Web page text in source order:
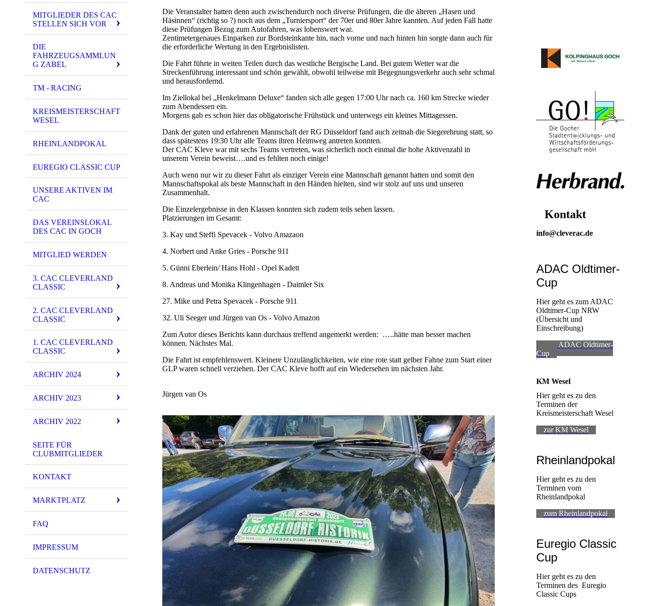
MITGLIEDER DES CAC
STELLEN SICH VOR
DIE
FAHRZEUGSAMMLUN
G ZABEL
TM - RACING
KREISMEISTERSCHAFT
WESEL
RHEINLANDPOKAL
EUREGIO CLASSIC CUP
UNSERE AKTIVEN IM
CAC
DAS VEREINSLOKAL
DES CAC IN GOCH
MITGLIED WERDEN
3. CAC CLEVERLAND
CLASSIC
2. CAC CLEVERLAND
CLASSIC
1. CAC CLEVERLAND
CLASSIC
ARCHIV 2024
ARCHIV 2023
ARCHIV 2022
SEITE FÜR
CLUBMITGLIEDER
KONTAKT
MARKTPLATZ
FAQ
IMPRESSUM
DATENSCHUTZ
Die Veranstalter hatten denn auch zwischendurch noch diverse Prüfungen, die die älteren „Hasen und
Häsinnen“ (richtig so ?) noch aus dem „Turniersport“ der 70er und 80er Jahre kannten. Auf jeden Fall hatte
diese Prüfungen Bezug zum Autofahren, was lobenswert war.
Zentimetergenaues Einparken zur Bordsteinkante hin, nach vorne und nach hinten hin sorgte dann auch für
die erforderliche Wertung in den Ergebnislisten.
Die Fahrt führte in weiten Teilen durch das westliche Bergische Land. Bei gutem Wetter war die
Streckenführung interessant und schön gewählt, obwohl teilweise mit Begegnungsverkehr auch sehr schmal
und herausfordernd.
Im Ziellokal bei „Henkelmann Deluxe“ fanden sich alle gegen 17:00 Uhr nach ca. 160 km Strecke wieder
zum Abendessen ein.
Morgens gab es schon hier das obligatorische Frühstück und unterwegs ein kleines Mittagessen.
Dank der guten und erfahrenen Mannschaft der RG Düsseldorf fand auch zeitnah die Siegerehrung statt, so
dass spätestens 19:30 Uhr alle Teams ihren Heimweg antreten konnten.
Der CAC Kleve war mit sechs Teams vertreten, was sicherlich noch einmal die hohe Aktivenzahl in
unserem Verein beweist….und es fehlten noch einige!
Auch wenn nur wir zu dieser Fahrt als einziger Verein eine Mannschaft genannt hatten und somit den
Mannschaftspokal als beste Mannschaft in den Händen hielten, sind wir stolz auf uns und unseren
Zusammenhalt.
Die Einzelergebnisse in den Klassen konnten sich zudem teils sehen lassen.
Platzierungen im Gesamt:
3. Kay und Steffi Spevacek - Volvo Amazaon
4. Norbert und Anke Gries - Porsche 911
5. Günni Eberlein/ Hans Hohl - Opel Kadett
8. Andreas und Monika Klingenhagen - Daimler Six
27. Mike und Petra Spevacek - Porsche 911
32. Uli Seeger und Jürgen van Os - Volvo Amazon
Zum Autor dieses Berichts kann durchaus treffend angemerkt werden: …..hätte man besser machen
können. Nächstes Mal.
Die Fahrt ist empfehlenswert. Kleinere Unzulänglichkeiten, wie eine rote statt gelber Fahne zum Start einer
GLP waren schnell verziehen. Der CAC Kleve hofft auf ein Wiedersehen im nächsten Jahr.
Jürgen van Os
Kontakt
info@cleverac.de
ADAC Oldtimer-
Cup
Hier geht es zum ADAC
Oldtimer-Cup NRW
(Übersicht und
Einschreibung)
zum ADAC Oldtimer-
Cup
KM Wesel
Hier geht es zu den
Terminen der
Kreismeisterschaft Wesel
zur KM Wesel
Rheinlandpokal
Hier geht es zu den
Terminen vom
Rheinlandpokal
zum Rheinlandpokal
Euregio Classic
Cup
Hier geht es zu den
Terminen des Euregio
Classic Cups